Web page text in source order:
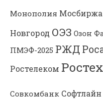
Монополия Мосбиржа
Новгород ОЭЗ Озон
ПМЭФ-2025 РЖД
Ростелеком Ростех
Совкомбанк Софтлайн